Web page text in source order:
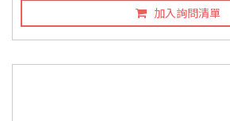
加入詢問清單